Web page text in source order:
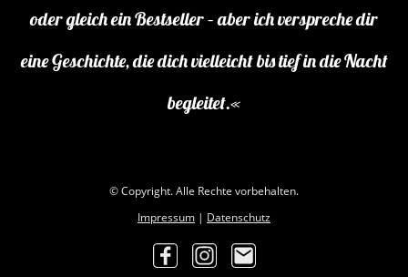
oder gleich ein Bestseller – aber ich verspreche dir
eine Geschichte, die dich vielleicht bis tief in die Nacht
begleitet.«
© Copyright. Alle Rechte vorbehalten.
Impressum | Datenschutz